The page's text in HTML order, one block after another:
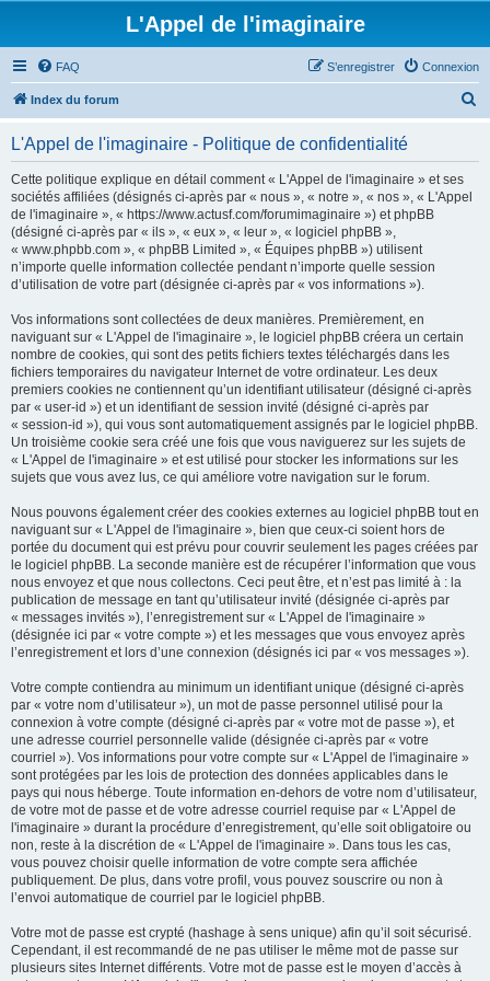
L'Appel de l'imaginaire
FAQ Connexion
S’enregistrer
Index du forum
L'Appel de l'imaginaire - Politique de confidentialité
Cette politique explique en détail comment « L'Appel de l'imaginaire » et ses
sociétés affiliées (désignés ci-après par « nous », « notre », « nos », « L'Appel
de l'imaginaire », « https://www.actusf.com/forumimaginaire ») et phpBB
(désigné ci-après par « ils », « eux », « leur », « logiciel phpBB »,
« www.phpbb.com », « phpBB Limited », « Équipes phpBB ») utilisent
n’importe quelle information collectée pendant n’importe quelle session
d’utilisation de votre part (désignée ci-après par « vos informations »).
Vos informations sont collectées de deux manières. Premièrement, en
naviguant sur « L'Appel de l'imaginaire », le logiciel phpBB créera un certain
nombre de cookies, qui sont des petits fichiers textes téléchargés dans les
fichiers temporaires du navigateur Internet de votre ordinateur. Les deux
premiers cookies ne contiennent qu’un identifiant utilisateur (désigné ci-après
par « user-id ») et un identifiant de session invité (désigné ci-après par
« session-id »), qui vous sont automatiquement assignés par le logiciel phpBB.
Un troisième cookie sera créé une fois que vous naviguerez sur les sujets de
« L'Appel de l'imaginaire » et est utilisé pour stocker les informations sur les
sujets que vous avez lus, ce qui améliore votre navigation sur le forum.
Nous pouvons également créer des cookies externes au logiciel phpBB tout en
naviguant sur « L'Appel de l'imaginaire », bien que ceux-ci soient hors de
portée du document qui est prévu pour couvrir seulement les pages créées par
le logiciel phpBB. La seconde manière est de récupérer l’information que vous
nous envoyez et que nous collectons. Ceci peut être, et n’est pas limité à : la
publication de message en tant qu’utilisateur invité (désignée ci-après par
« messages invités »), l’enregistrement sur « L'Appel de l'imaginaire »
(désignée ici par « votre compte ») et les messages que vous envoyez après
l’enregistrement et lors d’une connexion (désignés ici par « vos messages »).
Votre compte contiendra au minimum un identifiant unique (désigné ci-après
par « votre nom d’utilisateur »), un mot de passe personnel utilisé pour la
connexion à votre compte (désigné ci-après par « votre mot de passe »), et
une adresse courriel personnelle valide (désignée ci-après par « votre
courriel »). Vos informations pour votre compte sur « L'Appel de l'imaginaire »
sont protégées par les lois de protection des données applicables dans le
pays qui nous héberge. Toute information en-dehors de votre nom d’utilisateur,
de votre mot de passe et de votre adresse courriel requise par « L'Appel de
l'imaginaire » durant la procédure d’enregistrement, qu’elle soit obligatoire ou
non, reste à la discrétion de « L'Appel de l'imaginaire ». Dans tous les cas,
vous pouvez choisir quelle information de votre compte sera affichée
publiquement. De plus, dans votre profil, vous pouvez souscrire ou non à
l’envoi automatique de courriel par le logiciel phpBB.
Votre mot de passe est crypté (hashage à sens unique) afin qu’il soit sécurisé.
Cependant, il est recommandé de ne pas utiliser le même mot de passe sur
plusieurs sites Internet différents. Votre mot de passe est le moyen d’accès à